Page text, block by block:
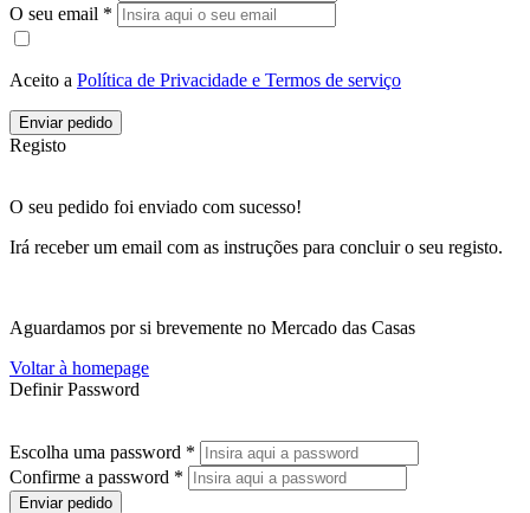
O seu email *
Aceito a Política de Privacidade e Termos de serviço
Enviar pedido
Registo
O seu pedido foi enviado com sucesso!
Irá receber um email com as instruções para concluir o seu registo.
Aguardamos por si brevemente no Mercado das Casas
Voltar à homepage
Definir Password
Escolha uma password *
Confirme a password *
Enviar pedido